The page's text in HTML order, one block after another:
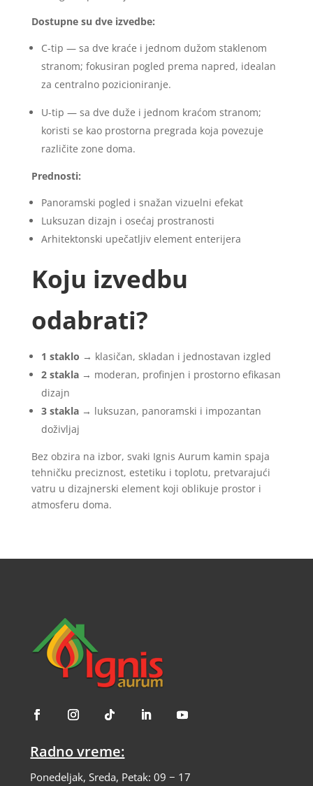
Dostupne su dve izvedbe:
C-tip — sa dve kraće i jednom dužom staklenom
stranom; fokusiran pogled prema napred, idealan
za centralno pozicioniranje.
U-tip — sa dve duže i jednom kraćom stranom;
koristi se kao prostorna pregrada koja povezuje
različite zone doma.
Prednosti:
Panoramski pogled i snažan vizuelni efekat
Luksuzan dizajn i osećaj prostranosti
Arhitektonski upečatljiv element enterijera
Koju izvedbu
odabrati?
1 staklo → klasičan, skladan i jednostavan izgled
2 stakla→ moderan, profinjen i prostorno efikasan
dizajn
3 stakla→ luksuzan, panoramski i impozantan
doživljaj
Bez obzira na izbor, svaki Ignis Aurum kamin spaja
tehničku preciznost, estetiku i toplotu, pretvarajući
vatru u dizajnerski element koji oblikuje prostor i
atmosferu doma.
Radno vreme:
Ponedeljak, Sreda, Petak: 09 − 17